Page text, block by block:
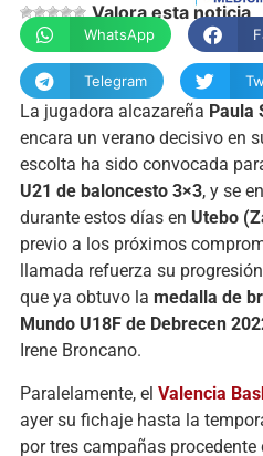
Valora esta noticia
WhatsApp
Telegram
La jugadora alcazareña Paula
encara un verano decisivo en
escolta ha sido convocada
U21 de baloncesto 3×3, y se
durante estos días en Utebo
previo a los próximos
llamada refuerza su
que ya obtuvo la medalla de
Mundo U18F de Debrecen
Irene Broncano.
Paralelamente, el Valencia
ayer su fichaje hasta la
por tres campañas procedente